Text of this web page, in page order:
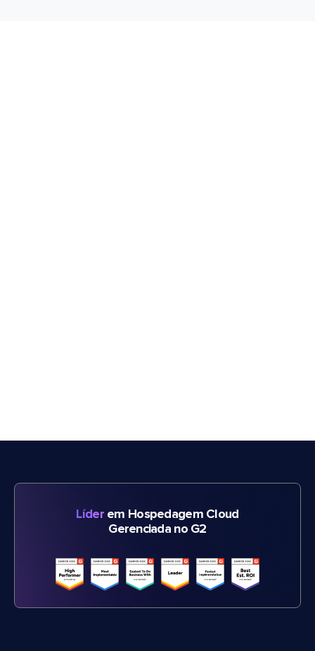
Líderem Hospedagem Cloud
Gerenciada no G2